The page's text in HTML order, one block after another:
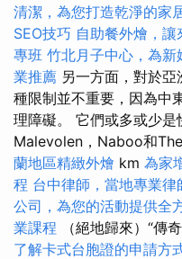
清潔，為您打造乾淨的家
SEO技巧 自助餐外燴，
專班 竹北月子中心，為
業推薦 另一方面，對於
種限制並不重要，因為中
理障礙。 它們或多或少
Malevolen，Naboo和
蘭地區精緻外燴 km 為家
程 台中律師，當地專業
公司，為您的活動提供全
業課程
（絕地歸來）“傳
了解卡式台胞證的申請方